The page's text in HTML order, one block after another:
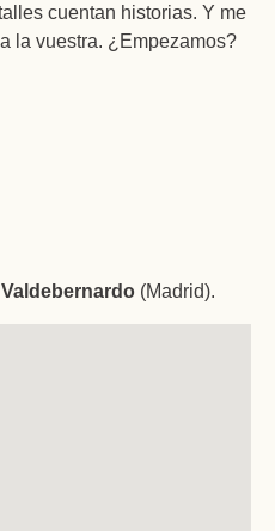
cuentan historias. Y me
la vuestra. ¿Empezamos?
(Madrid).